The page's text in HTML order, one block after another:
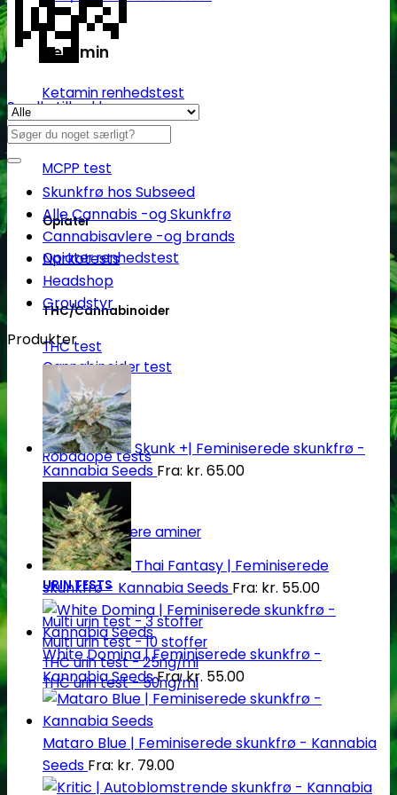
Ketamin
Ketamin renhedstest
MCPP
MCPP test
Opiater
Opiater renhedstest
THC/Cannabinoider
THC test
Cannabinoider test
Robadope
Robadope tests
Simons tests
Test af primære aminer
URIN TESTS
Multi urin test - 3 stoffer
Multi urin test - 10 stoffer
THC urin test - 25ng/ml
THC urin test - 50ng/ml
Se alle tilbud her
Søg
efter:
Skunkfrø hos Subseed
Alle Cannabis -og Skunkfrø
Cannabisavlere -og brands
Narkotests
Headshop
Groudstyr
Produkter
Skunk +| Feminiserede skunkfrø -
Kannabia Seeds Fra: kr. 65.00
Thai Fantasy | Feminiserede
skunkfrø - Kannabia Seeds Fra: kr. 55.00
White Domina | Feminiserede skunkfrø -
Kannabia SeedsFra:kr. 55.00
Mataro Blue | Feminiserede skunkfrø - Kannabia
Seeds Fra: kr. 79.00